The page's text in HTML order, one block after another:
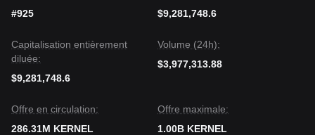
#925
$9,281,748.6
Capitalisation entièrement
diluée:
$9,281,748.6
Volume (24h):
$3,977,313.88
Offre en circulation:
286.31M KERNEL
Offre maximale:
1.00B KERNEL